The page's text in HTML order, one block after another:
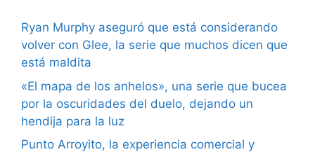
Ryan Murphy aseguró que está considerando
volver con Glee, la serie que muchos dicen que
está maldita
«El mapa de los anhelos», una serie que bucea
por la oscuridades del duelo, dejando un
hendija para la luz
Punto Arroyito, la experiencia comercial y